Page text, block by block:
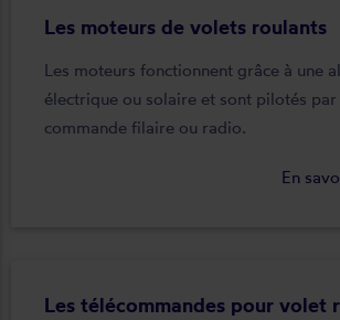
Les moteurs de volets roulants
Les moteurs fonctionnent grâce à une
électrique ou solaire et sont pilotés
commande filaire ou radio.
En
Les télécommandes pour volet